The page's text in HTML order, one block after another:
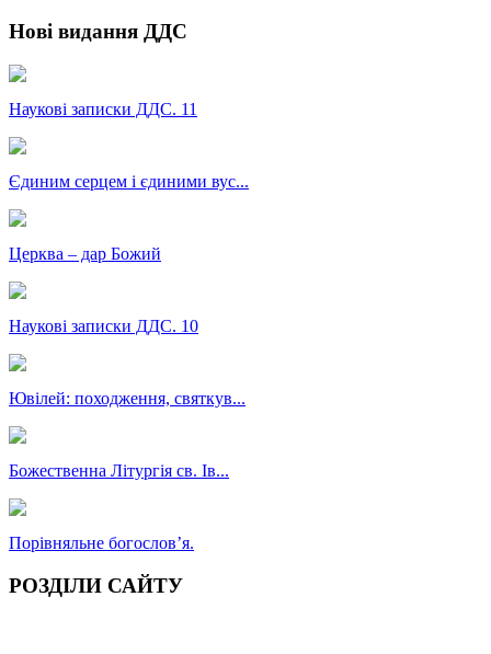
Нові видання ДДС
Наукові записки ДДС. 11
Єдиним серцем і єдиними вус...
Церква – дар Божий
Наукові записки ДДС. 10
Ювілей: походження, святкув...
Божественна Літургія св. Ів...
Порівняльне богословʼя.
РОЗДІЛИ САЙТУ